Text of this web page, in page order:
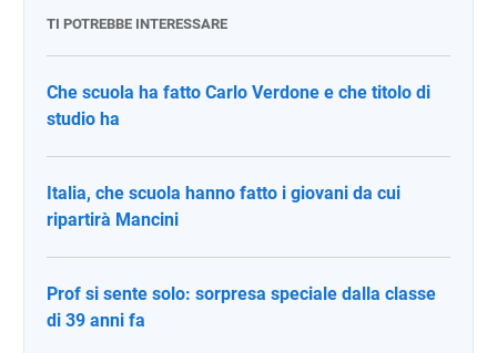
TI POTREBBE INTERESSARE
Che scuola ha fatto Carlo Verdone e che titolo di
studio ha
Italia, che scuola hanno fatto i giovani da cui
ripartirà Mancini
Prof si sente solo: sorpresa speciale dalla classe
di 39 anni fa